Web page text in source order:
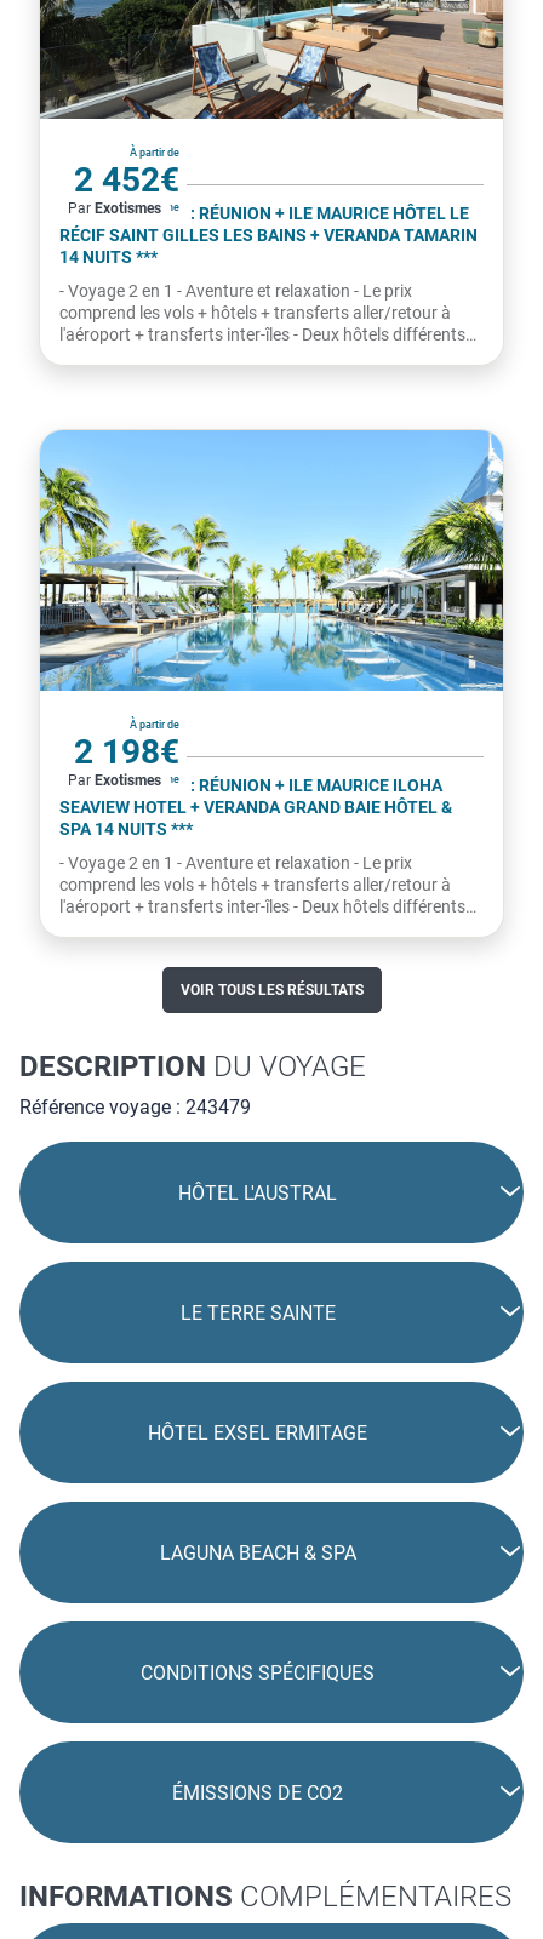
À partir de
2 452€
par personne
Par Exotismes
La Réunion
COMBINÉ 2 ILES : RÉUNION + ILE MAURICE HÔTEL LE
RÉCIF SAINT GILLES LES BAINS + VERANDA TAMARIN
14 NUITS ***
- Voyage 2 en 1 - Aventure et relaxation - Le prix
comprend les vols + hôtels + transferts aller/retour à
l'aéroport + transferts inter-îles - Deux hôtels différents
À partir de
2 198€
par personne
Par Exotismes
La Réunion
COMBINÉ 2 ILES : RÉUNION + ILE MAURICE ILOHA
SEAVIEW HOTEL + VERANDA GRAND BAIE HÔTEL &
SPA 14 NUITS ***
- Voyage 2 en 1 - Aventure et relaxation - Le prix
comprend les vols + hôtels + transferts aller/retour à
l'aéroport + transferts inter-îles - Deux hôtels différents
VOIR TOUS LES RÉSULTATS
DESCRIPTION DU VOYAGE
Référence voyage : 243479
HÔTEL L'AUSTRAL
LE TERRE SAINTE
HÔTEL EXSEL ERMITAGE
LAGUNA BEACH & SPA
CONDITIONS SPÉCIFIQUES
ÉMISSIONS DE CO2
INFORMATIONS COMPLÉMENTAIRES